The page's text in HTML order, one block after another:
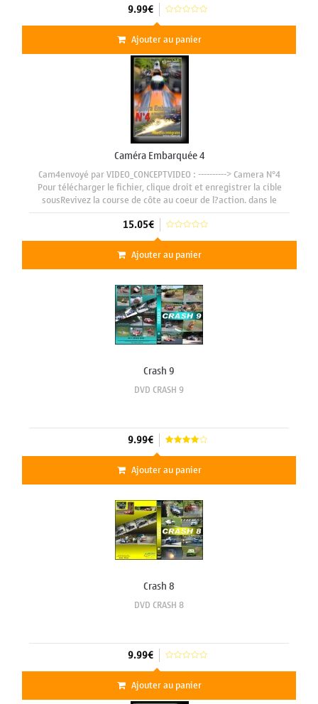
9.99€
Ajouter au panier
Caméra Embarquée 4
Cam4envoyé par VIDEO_CONCEPTVIDEO : ----------> Camera N°4
Pour télécharger le fichier, clique droit et enregistrer la cible
sousRevivez la course de côte au coeur de l?action. dans le
même esprit que les éditions précendantes, embarquez
15.05€
Ajouter au panier
Crash 9
DVD CRASH 9
9.99€
Ajouter au panier
Crash 8
DVD CRASH 8
9.99€
Ajouter au panier